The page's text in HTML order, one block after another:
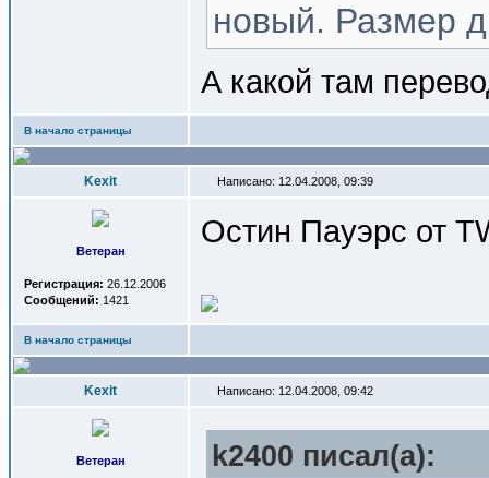
новый. Размер
А какой там
В начало страницы
Kexit Написано: 12.04.2008, 09:39
Ветеран
Регистрация: 26.12.2006
Сообщений: 1421
Остин Пауэрс от
В начало страницы
Kexit Написано: 12.04.2008, 09:42
Ветеран k2400 писал(a):